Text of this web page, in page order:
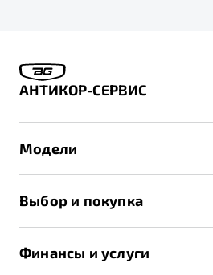
АНТИКОР-СЕРВИС
Модели
X70
Выбор и покупка
Спецпредложения и Акции
Финансы и услуги